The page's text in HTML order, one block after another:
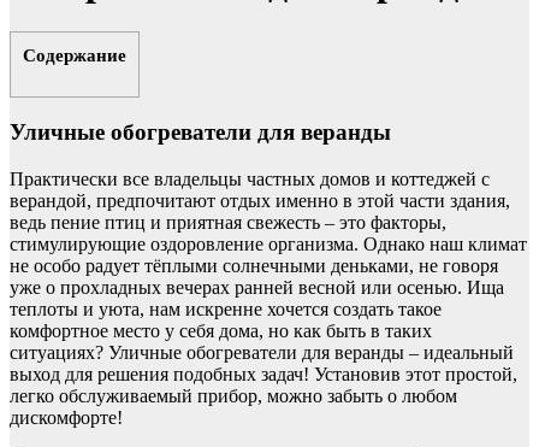
Содержание
Уличные обогреватели для веранды
Практически все владельцы частных домов и коттеджей с
верандой, предпочитают отдых именно в этой части здания,
ведь пение птиц и приятная свежесть – это факторы,
стимулирующие оздоровление организма. Однако наш климат
не особо радует тёплыми солнечными деньками, не говоря
уже о прохладных вечерах ранней весной или осенью. Ища
теплоты и уюта, нам искренне хочется создать такое
комфортное место у себя дома, но как быть в таких
ситуациях? Уличные обогреватели для веранды – идеальный
выход для решения подобных задач! Установив этот простой,
легко обслуживаемый прибор, можно забыть о любом
дискомфорте!